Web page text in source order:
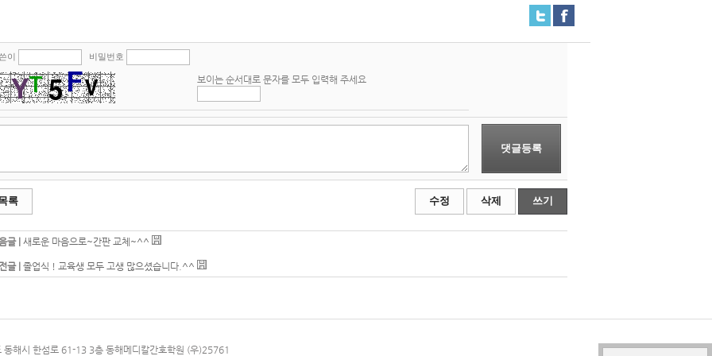
이 비밀번호
보이는 순서대로 문자를 모두 입력해 주세요
댓글등록
록 수정 삭제 쓰기
글 | 새로운 마음으로~간판 교체~^^
글 | 졸업식 ! 교육생 모두 고생 많으셨습니다.^^
동해시 한섬로 61-13 3층 동해메디칼간호학원 (우)25761